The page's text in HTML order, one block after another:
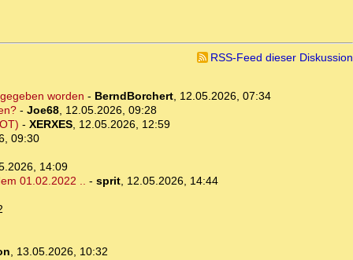
RSS-Feed dieser Diskussion
worden - BerndBorchert, 12.05.2026, 07:34
- Joe68, 12.05.2026, 09:28
- XERXES, 12.05.2026, 12:59
09:30
14:09
01.02.2022 .. - sprit, 12.05.2026, 14:44
, 13.05.2026, 10:32